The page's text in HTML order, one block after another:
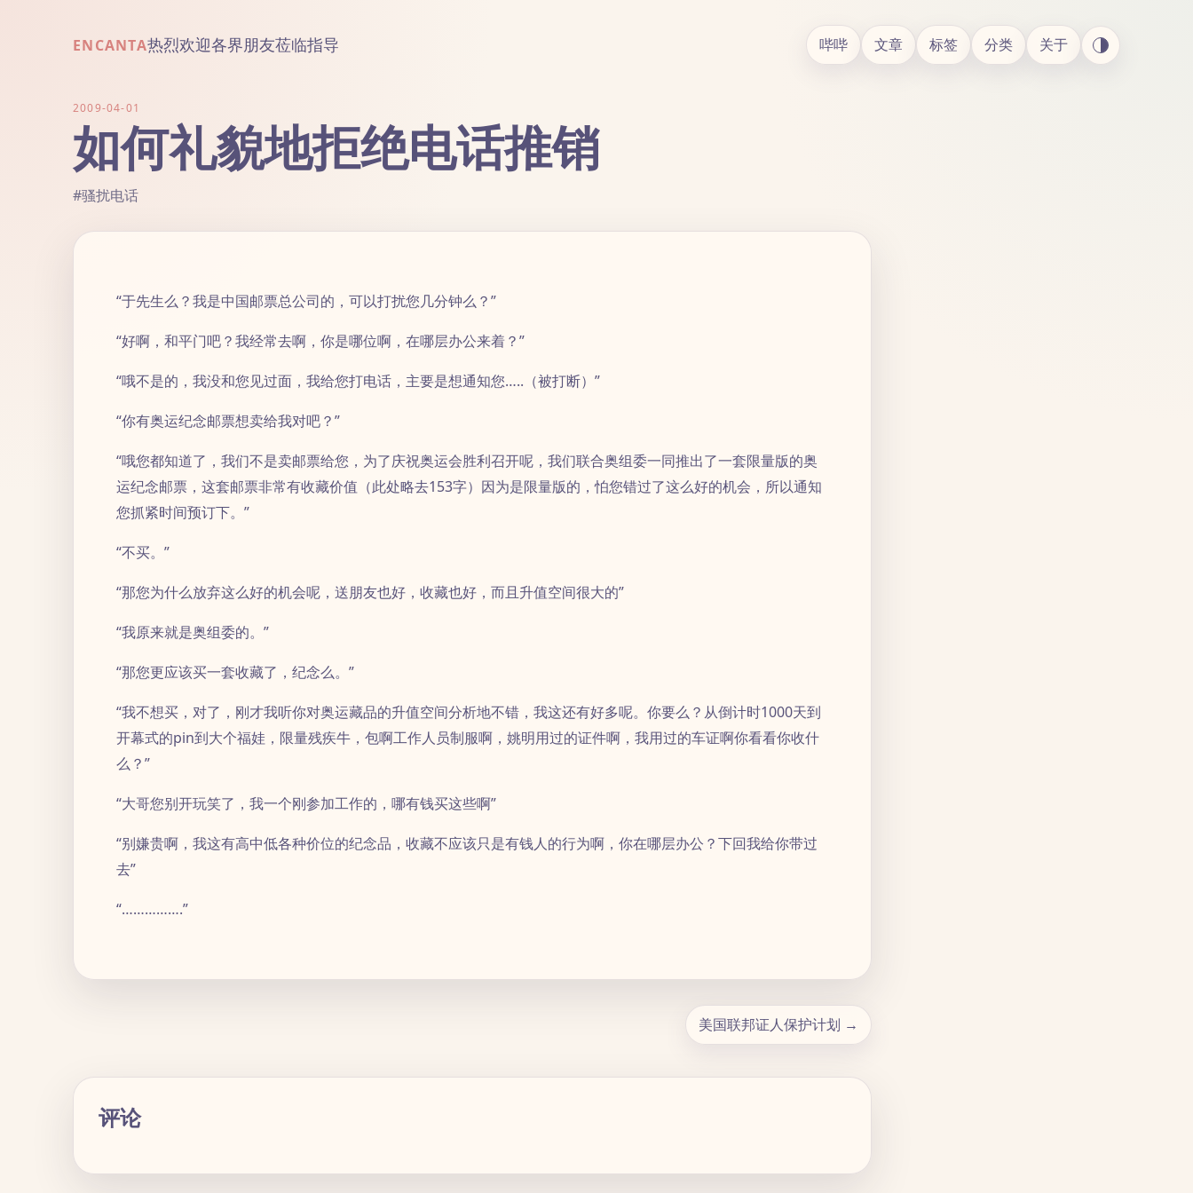
ENCANTA热烈欢迎各界朋友莅临指导 哔哔 文章 标签 分类 关于
2009-04-01
如何礼貌地拒绝电话推销
#骚扰电话
“于先生么？我是中国邮票总公司的，可以打扰您几分钟么？”
“好啊，和平门吧？我经常去啊，你是哪位啊，在哪层办公来着？”
“哦不是的，我没和您见过面，我给您打电话，主要是想通知您…..（被打断）”
“你有奥运纪念邮票想卖给我对吧？”
“哦您都知道了，我们不是卖邮票给您，为了庆祝奥运会胜利召开呢，我们联合奥组委一同推出了一套限量版的奥
运纪念邮票，这套邮票非常有收藏价值（此处略去153字）因为是限量版的，怕您错过了这么好的机会，所以通知
您抓紧时间预订下。”
“不买。”
“那您为什么放弃这么好的机会呢，送朋友也好，收藏也好，而且升值空间很大的”
“我原来就是奥组委的。”
“那您更应该买一套收藏了，纪念么。”
“我不想买，对了，刚才我听你对奥运藏品的升值空间分析地不错，我这还有好多呢。你要么？从倒计时1000天到
开幕式的pin到大个福娃，限量残疾牛，包啊工作人员制服啊，姚明用过的证件啊，我用过的车证啊你看看你收什
么？”
“大哥您别开玩笑了，我一个刚参加工作的，哪有钱买这些啊”
“别嫌贵啊，我这有高中低各种价位的纪念品，收藏不应该只是有钱人的行为啊，你在哪层办公？下回我给你带过
去”
“…………….”
美国联邦证人保护计划 →
评论